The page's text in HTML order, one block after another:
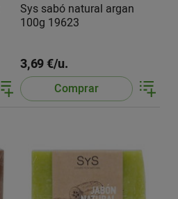
Sys sabó natural argan
100g 19623
3,69 €/u.
Comprar